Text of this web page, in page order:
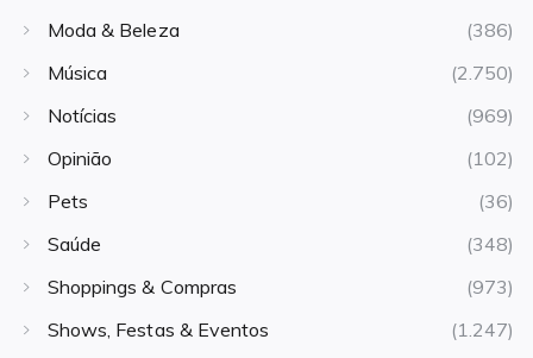
Moda & Beleza
(386)
Música
(2.750)
Notícias
(969)
Opinião
(102)
Pets
(36)
Saúde
(348)
Shoppings & Compras
(973)
Shows, Festas & Eventos
(1.247)